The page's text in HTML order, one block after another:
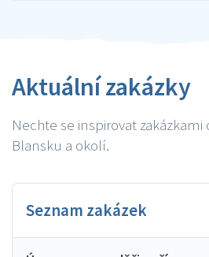
Aktuální zakázky
Nechte se inspirovat
Blansku a okolí.
Seznam zakázek